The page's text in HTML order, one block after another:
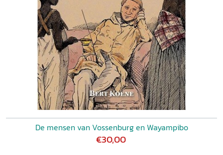
De mensen van Vossenburg en Wayampibo
€30,00